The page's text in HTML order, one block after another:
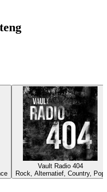
Vault Radio 404
Rock, Alternatief, Country, Pop